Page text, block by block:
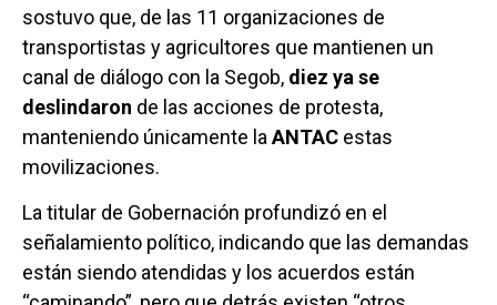
sostuvo que, de las 11 organizaciones de
transportistas y agricultores que mantienen un
canal de diálogo con la Segob, diez ya se
deslindaron de las acciones de protesta,
manteniendo únicamente la ANTAC estas
movilizaciones.
La titular de Gobernación profundizó en el
señalamiento político, indicando que las demandas
están siendo atendidas y los acuerdos están